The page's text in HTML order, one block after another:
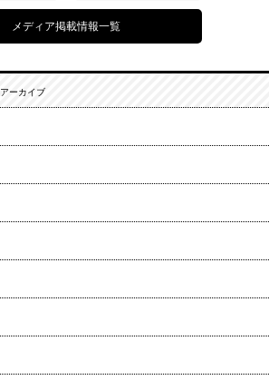
メディア掲載情報一覧
アーカイブ